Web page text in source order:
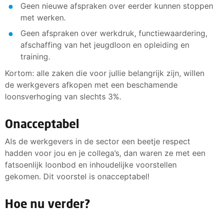
Geen nieuwe afspraken over eerder kunnen stoppen
met werken.
Geen afspraken over werkdruk, functiewaardering,
afschaffing van het jeugdloon en opleiding en
training.
Kortom: alle zaken die voor jullie belangrijk zijn, willen
de werkgevers afkopen met een beschamende
loonsverhoging van slechts 3%.
Onacceptabel
Als de werkgevers in de sector een beetje respect
hadden voor jou en je collega’s, dan waren ze met een
fatsoenlijk loonbod en inhoudelijke voorstellen
gekomen. Dit voorstel is onacceptabel!
Hoe nu verder?